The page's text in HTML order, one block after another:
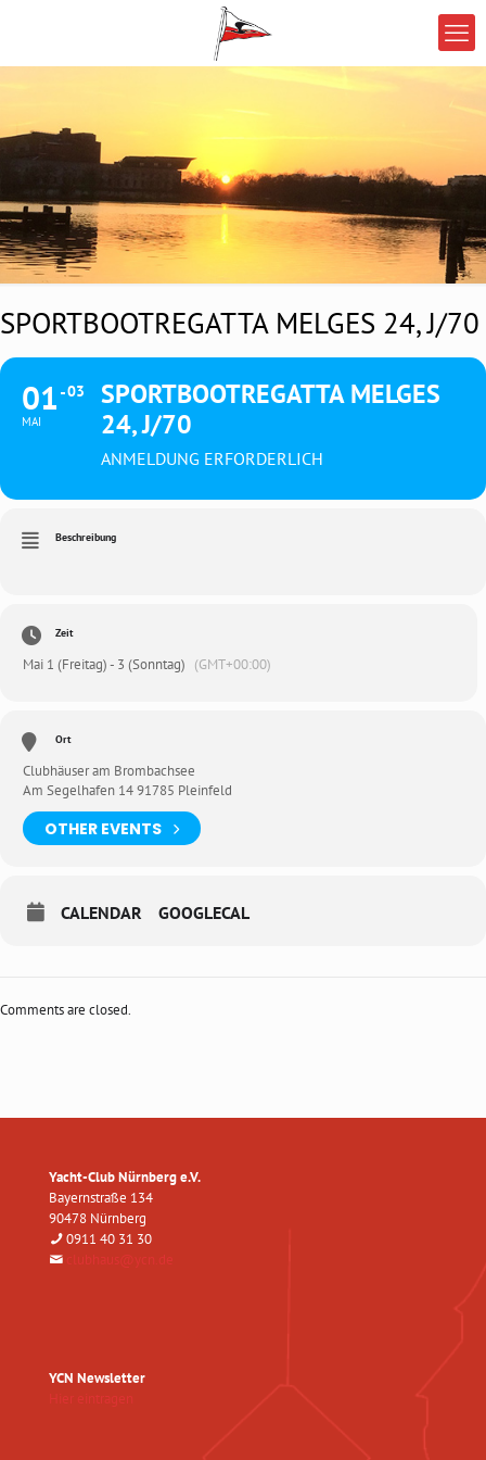
SPORTBOOTREGATTA MELGES 24, J/70
01
MAI
03
SPORTBOOTREGATTA MELGES
24, J/70
ANMELDUNG ERFORDERLICH
Beschreibung
Zeit
Mai 1 (Freitag) - 3 (Sonntag) (GMT+00:00)
Ort
Clubhäuser am Brombachsee
Am Segelhafen 14 91785 Pleinfeld
OTHER EVENTS
CALENDAR GOOGLECAL
Comments are closed.
Yacht-Club Nürnberg e.V.
Bayernstraße 134
90478 Nürnberg
0911 40 31 30
clubhaus@ycn.de
YCN Newsletter
Hier eintragen